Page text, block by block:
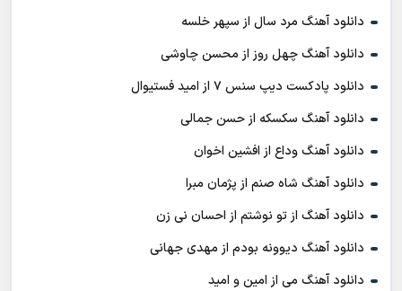
دانلود آهنگ مرد سال از سپهر خلسه
دانلود آهنگ چهل روز از محسن چاوشی
دانلود پادکست ديپ سنس ۷ از اميد فستيوال
دانلود آهنگ سکسکه از حسن جمالی
دانلود آهنگ وداع از افشين اخوان
دانلود آهنگ شاه صنم از پژمان مبرا
دانلود آهنگ از تو نوشتم از احسان نی زن
دانلود آهنگ دیوونه بودم از مهدی جهانی
دانلود آهنگ می از امین و امید